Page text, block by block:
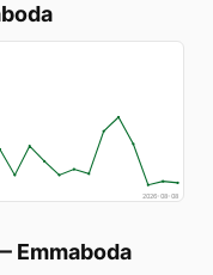
2026-08-08
Emmaboda